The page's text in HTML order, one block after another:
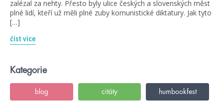
zalézal za nehty. Přesto byly ulice českých a slovenských měst
plné lidí, kteří už měli plné zuby komunistické diktatury. Jak tyto
[…]
číst více
Kategorie
blog citáty humbookfest